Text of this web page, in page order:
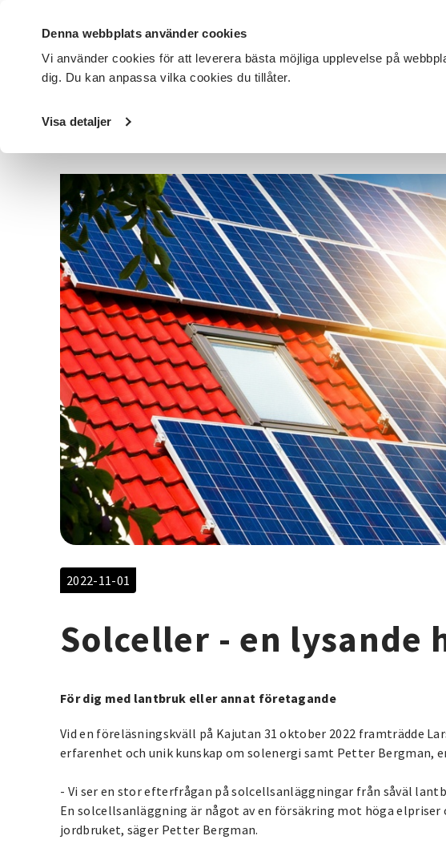
Denna webbplats använder cookies
Vi använder cookies för att leverera bästa möjliga upplevelse på
dig. Du kan anpassa vilka cookies du tillåter.
Visa detaljer
DET HÄR GÖR VI FÖR DIG SOM SÖK KURSER OCH EVENEMANG
Startsida / Avdelningar
2022-11-01
Solceller - en lysande
För dig med lantbruk eller annat företagande
Vid en föreläsningskväll på Kajutan 31 oktober 2022 framträdde
erfarenhet och unik kunskap om solenergi samt Petter Bergman,
- Vi ser en stor efterfrågan på solcellsanläggningar från såväl
En solcellsanläggning är något av en försäkring mot höga
jordbruket, säger Petter Bergman.